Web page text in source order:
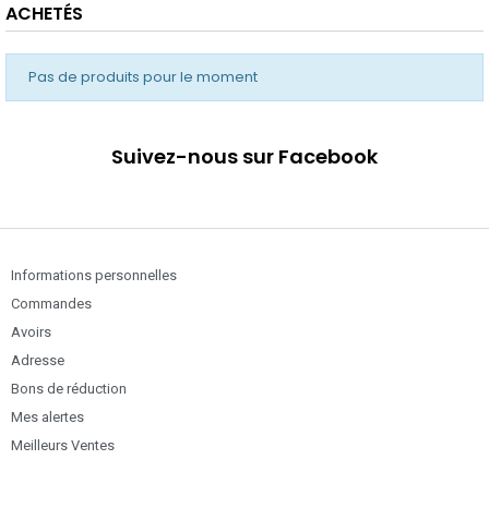
ACHETÉS
Pas de produits pour le moment
Suivez-nous sur Facebook
Informations personnelles
Commandes
Avoirs
Adresse
Bons de réduction
Mes alertes
Meilleurs Ventes